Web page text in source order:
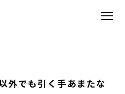
外でも引く手あまたな